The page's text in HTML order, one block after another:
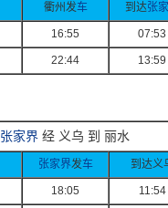
衢州发车 到达张
16:55 07:53
22:44 13:59
张家界 经 义乌 到 丽水
张家界发车 到达义
18:05 11:54